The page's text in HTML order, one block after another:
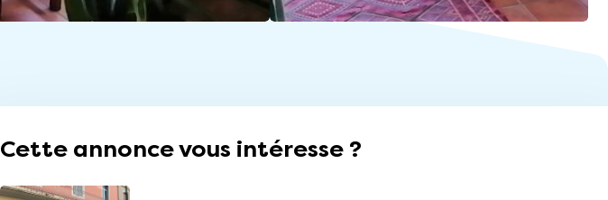
Cette annonce vous intéresse ?